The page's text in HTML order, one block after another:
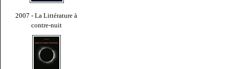
2007 - La Littérature à
contre-nuit